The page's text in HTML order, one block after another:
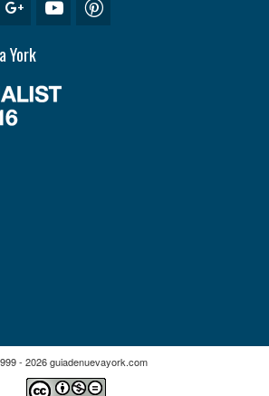
York
- 2026 guiadenuevayork.com